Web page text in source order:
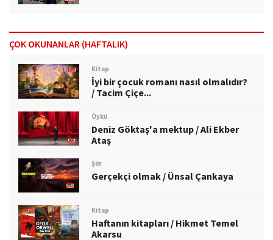
ÇOK OKUNANLAR (HAFTALIK)
Kitap
İyi bir çocuk romanı nasıl olmalıdır?
/ Tacim Çiçe...
Öykü
Deniz Göktaş'a mektup / Ali Ekber
Ataş
Şiir
Gerçekçi olmak / Ünsal Çankaya
Kitap
Haftanın kitapları / Hikmet Temel
Akarsu